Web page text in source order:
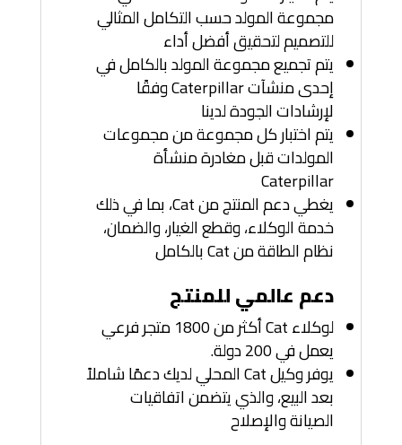
مجموعة المولد حسب التكامل المثالي
للتصميم لتحقيق أفضل أداء
يتم تجميع مجموعة المولد بالكامل في
إحدى منشآت Caterpillar وفقًا
لإرشادات الجودة لدينا
يتم اختبار كل مجموعة من مجموعات
المولدات قبل مغادرة منشأة
Caterpillar
يغطي دعم المنتج من Cat، بما في ذلك
خدمة الوكلاء، وقطع الغيار، والضمان،
نظام الطاقة من Cat بالكامل
دعم عالمي للمنتج
لوكلاء Cat أكثر من 1800 متجر فرعي
يعمل في 200 دولة.
يوفر وكيل Cat المحلي لديك دعمًا شاملاً
بعد البيع، والذي يتضمن اتفاقيات
الصيانة والإصلاح